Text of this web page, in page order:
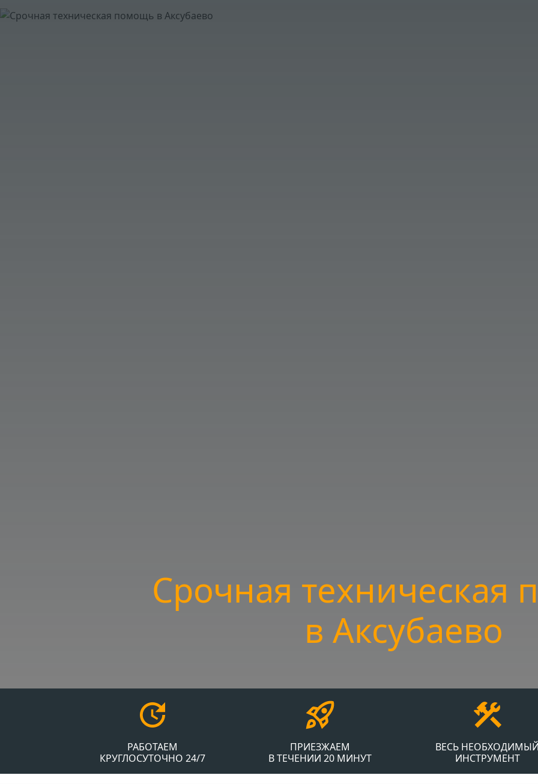
Срочная техническая
в Аксубаево
РАБОТАЕМ
КРУГЛОСУТОЧНО 24/7
ПРИЕЗЖАЕМ
В ТЕЧЕНИИ 20 МИНУТ
ВЕСЬ НЕОБХОДИМЫЙ
ИНСТРУМЕНТ